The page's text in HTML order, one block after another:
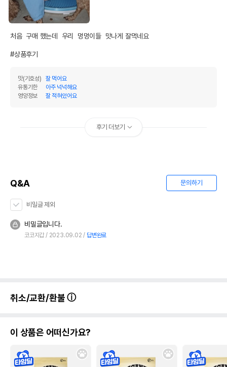
처음  구매 했는데  우리  멍멍이들  맛나게 잘먹네요
#상품후기
맛(기호성)
잘 먹어요
유통기한
아주 넉넉해요
영양정보
잘 적혀있어요
후기 더보기
Q&A 문의하기
비밀글 제외
비밀글입니다.
코코지갑 2023.09.02 답변완료
취소/교환/환불
이 상품은 어떠신가요?